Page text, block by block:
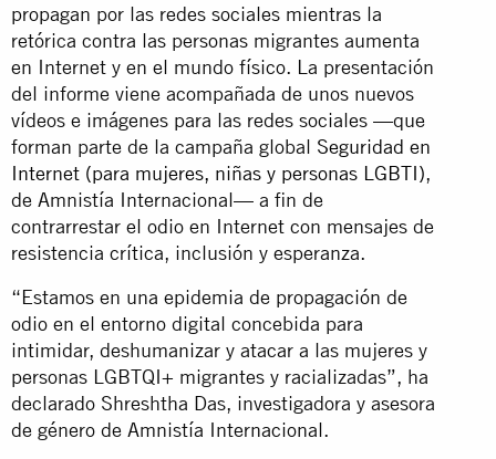
propagan por las redes sociales mientras la
retórica contra las personas migrantes aumenta
en Internet y en el mundo físico. La presentación
del informe viene acompañada de unos nuevos
vídeos e imágenes para las redes sociales —que
forman parte de la campaña global Seguridad en
Internet (para mujeres, niñas y personas LGBTI),
de Amnistía Internacional— a fin de
contrarrestar el odio en Internet con mensajes de
resistencia crítica, inclusión y esperanza.
“Estamos en una epidemia de propagación de
odio en el entorno digital concebida para
intimidar, deshumanizar y atacar a las mujeres y
personas LGBTQI+ migrantes y racializadas”, ha
declarado Shreshtha Das, investigadora y asesora
de género de Amnistía Internacional.